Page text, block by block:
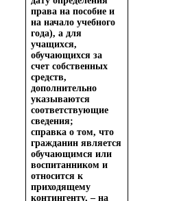
права на пособие и
на начало учебного
года), а для
учащихся,
обучающихся за
счет собственных
средств,
дополнительно
указываются
соответствующие
сведения;
справка о том, что
гражданин является
обучающимся или
воспитанником и
относится к
приходящему
контингенту, – на